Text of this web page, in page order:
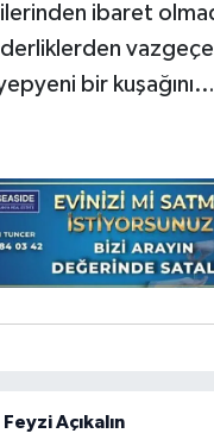
ibaret
bir kuşağını…
Feyzi Açıkalın